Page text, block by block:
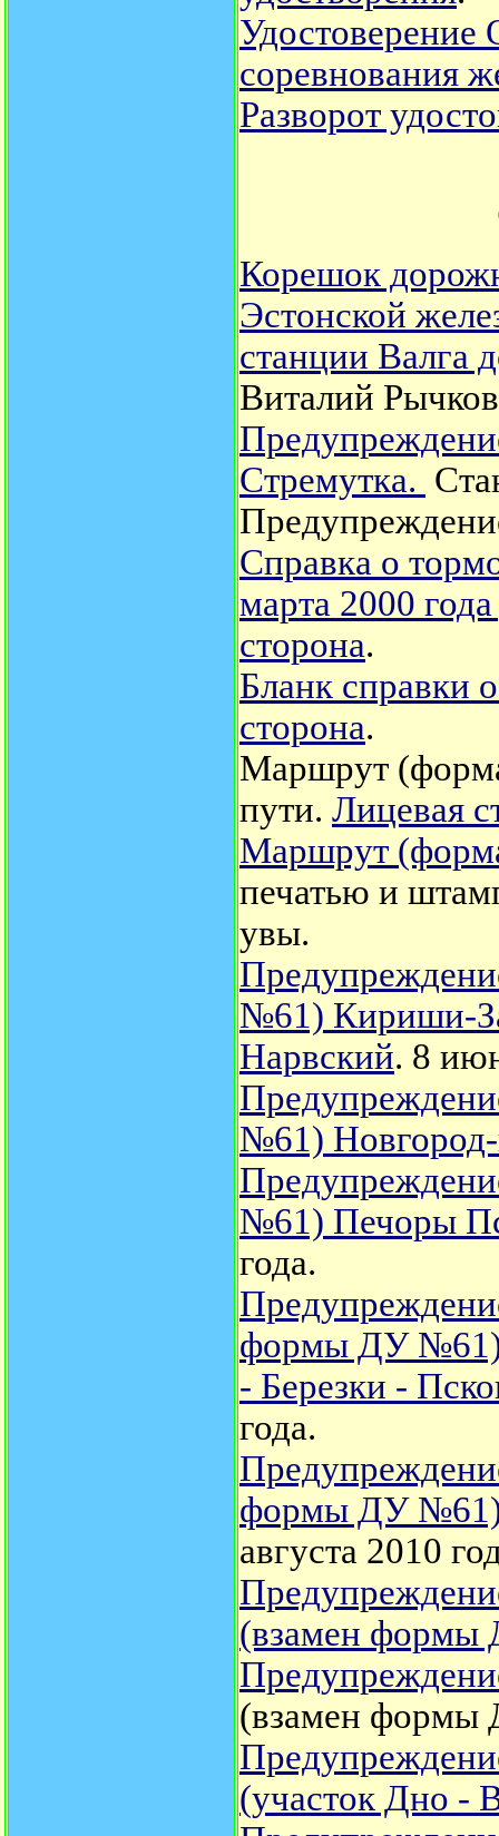
Удостоверение
соревнования
Разворот
Корешок
Эстонской
станции Валга
Виталий
Стремутка.
Справка о
марта 2000
сторона.
Бланк справки
сторона.
Маршрут
пути. Лицевая
Маршрут
печатью и
увы.
№61) Кириши-
Нарвский. 8
№61)
№61) Печоры
года.
формы ДУ №61)
- Березки -
года.
формы ДУ №61)
августа 2010
(взамен
(взамен формы
(участок Дно -